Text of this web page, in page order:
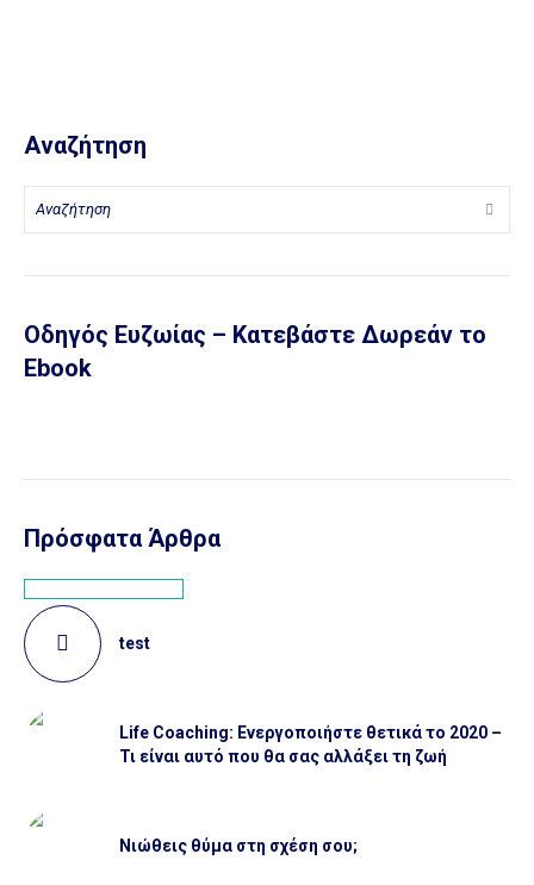
Αναζήτηση
Οδηγός Ευζωίας – Κατεβάστε Δωρεάν το
Ebook
Πρόσφατα Άρθρα
test
Life Coaching: Ενεργοποιήστε θετικά το 2020 –
Τι είναι αυτό που θα σας αλλάξει τη ζωή
Νιώθεις θύμα στη σχέση σου;